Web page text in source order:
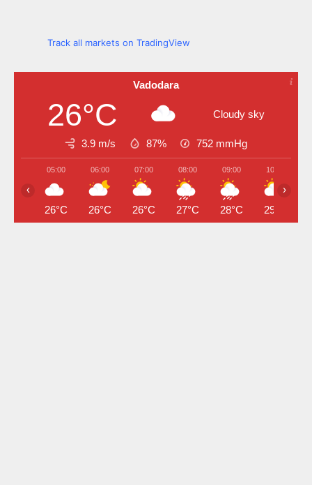
Track all markets on TradingView
Vadodara
26°C Cloudy sky
3.9 m/s 87% 752 mmHg
05:00
26°C
06:00
26°C
07:00
26°C
08:00
27°C
09:00
28°C
10:00
29°C
‹ ›